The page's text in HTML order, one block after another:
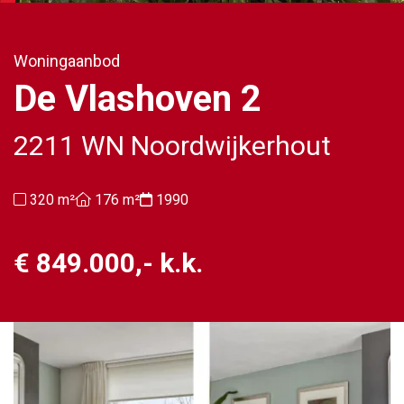
Woningaanbod
De Vlashoven 2
2211 WN Noordwijkerhout
320 m² 176 m² 1990
€ 849.000,- k.k.